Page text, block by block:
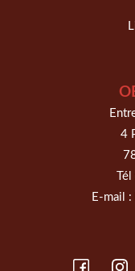
4
Tél
E-mail :